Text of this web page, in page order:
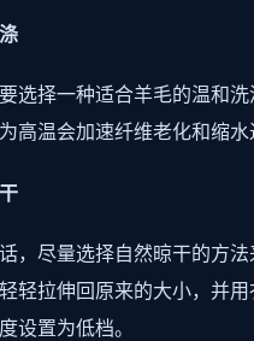
选择一种适合羊毛的温和
高温会加速纤维老化和缩
，尽量选择自然晾干的方
轻拉伸回原来的大小，并
设置为低档。